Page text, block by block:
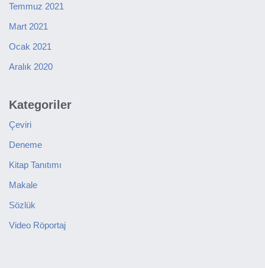
Temmuz 2021
Mart 2021
Ocak 2021
Aralık 2020
Kategoriler
Çeviri
Deneme
Kitap Tanıtımı
Makale
Sözlük
Video Röportaj